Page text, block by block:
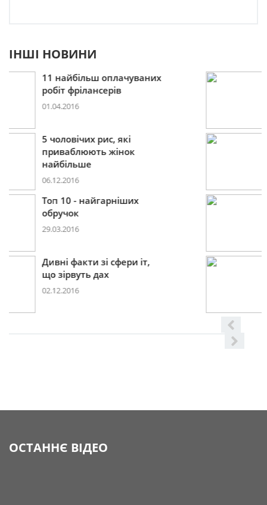
ІНШІ НОВИНИ
Пошукова строка зникне
до 2027
10 лайфхаків: як легко
прокидатися вранці
Що буде модним у
Дивні факти зі сфери іт,
що
ОСТАННЄ ВІДЕО